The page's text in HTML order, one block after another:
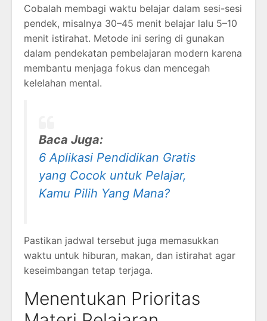
Cobalah membagi waktu belajar dalam sesi-sesi
pendek, misalnya 30–45 menit belajar lalu 5–10
menit istirahat. Metode ini sering di gunakan
dalam pendekatan pembelajaran modern karena
membantu menjaga fokus dan mencegah
kelelahan mental.
Baca Juga:
6 Aplikasi Pendidikan Gratis
yang Cocok untuk Pelajar,
Kamu Pilih Yang Mana?
Pastikan jadwal tersebut juga memasukkan
waktu untuk hiburan, makan, dan istirahat agar
keseimbangan tetap terjaga.
Menentukan Prioritas